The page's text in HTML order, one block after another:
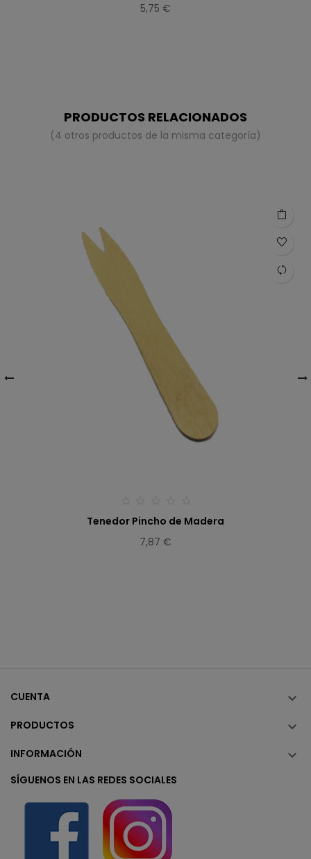
5,75 €
PRODUCTOS RELACIONADOS
(4 otros productos de la misma categoría)
Tenedor Pincho de Madera
7,87 €
CUENTA 
PRODUCTOS 
INFORMACIÓN 
SÍGUENOS EN LAS REDES SOCIALES